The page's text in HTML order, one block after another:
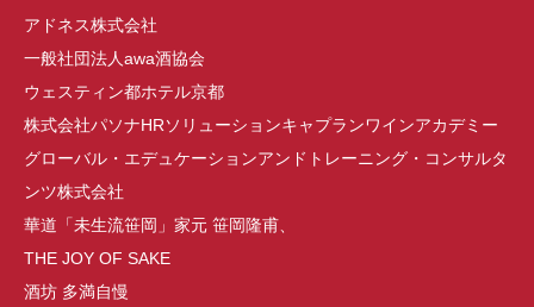
アドネス株式会社
一般社団法人awa酒協会
ウェスティン都ホテル京都
株式会社パソナHRソリューションキャプランワインアカデミー
グローバル・エデュケーションアンドトレーニング・コンサルタ
ンツ株式会社
華道「未生流笹岡」家元 笹岡隆甫、
THE JOY OF SAKE
酒坊 多満自慢